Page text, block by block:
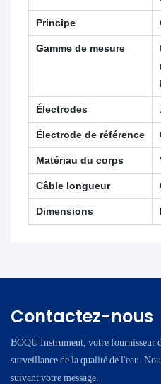
Principe
Gamme de mesure
Électrodes
Électrode de référence
Matériau du corps
Câble longueur
Dimensions
Contactez-nous
BOQU Instrument, votre fournisseur
surveillance de la qualité de l'eau.
suivant votre message.